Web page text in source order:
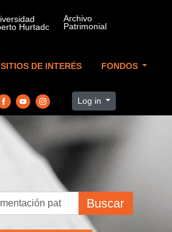
SITIOS DE INTERÉS FONDOS
Log in
Buscar